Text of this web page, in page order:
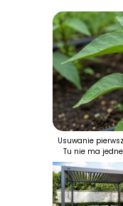
Usuwanie
Tu nie ma